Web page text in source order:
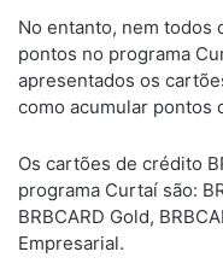
No entanto, nem todos
pontos no programa
apresentados os
como acumular pontos
Os cartões de crédito
programa Curtaí são:
BRBCARD Gold,
Empresarial.